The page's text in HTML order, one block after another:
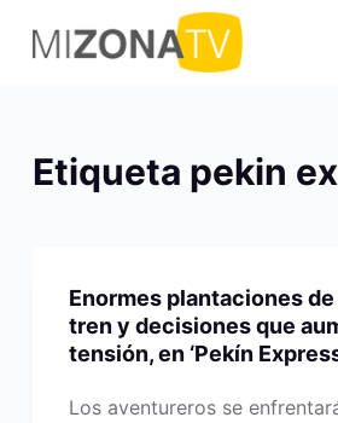
S
a
aEtiqueta pekin
Enormes plantaciones
tren y decisiones que
tensión, en ‘Pekín
Los aventureros se